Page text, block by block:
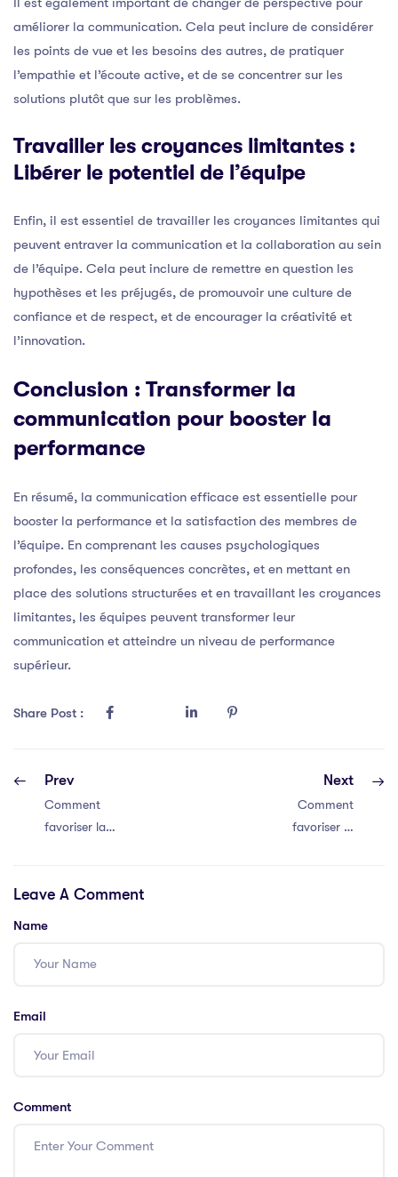
améliorer la communication. Cela peut inclure de considérer
les points de vue et les besoins des autres, de pratiquer
l’empathie et l’écoute active, et de se concentrer sur les
solutions plutôt que sur les problèmes.
Travailler les croyances limitantes :
Libérer le potentiel de l’équipe
Enfin, il est essentiel de travailler les croyances limitantes qui
peuvent entraver la communication et la collaboration au sein
de l’équipe. Cela peut inclure de remettre en question les
hypothèses et les préjugés, de promouvoir une culture de
confiance et de respect, et de encourager la créativité et
l’innovation.
Conclusion : Transformer la
communication pour booster la
performance
En résumé, la communication efficace est essentielle pour
booster la performance et la satisfaction des membres de
l’équipe. En comprenant les causes psychologiques
profondes, les conséquences concrètes, et en mettant en
place des solutions structurées et en travaillant les croyances
limitantes, les équipes peuvent transformer leur
communication et atteindre un niveau de performance
supérieur.
Share Post :
Prev
Comment
favoriser la
de votre équipe
Next
Comment
favoriser la
Leave A Comment
Name
Email
Comment